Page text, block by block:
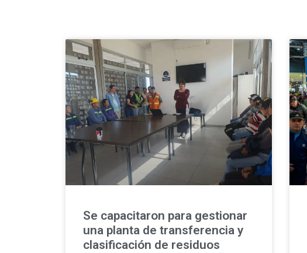
Se capacitaron para gestionar
una planta de transferencia y
clasificación de residuos